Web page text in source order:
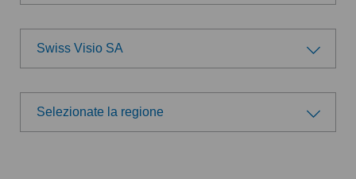
Gruppo professionale
Amministrazione
Direzione
Swiss Visio SA
Scegli un ospedale
Swiss Medical Network
Selezionate la regione